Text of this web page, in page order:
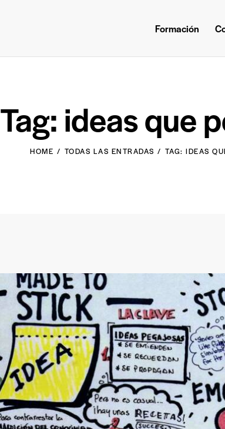
Formación
Tag: ideas que
HOME TODAS LAS ENTRADAS TAG: IDEAS